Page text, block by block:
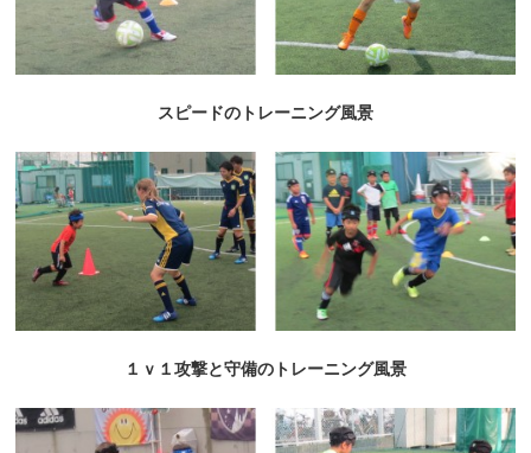
スピードのトレーニング風景
１ｖ１攻撃と守備のトレーニング風景